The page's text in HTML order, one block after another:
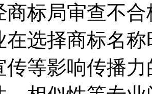
商标局审查不
在选择商标名
传等影响传播